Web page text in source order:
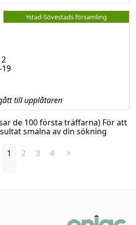
Ystad-Sövestads församling
19
till upplåtaren
de 100 första träffarna) För att
smalna av din sökning
1 2 3 4 >